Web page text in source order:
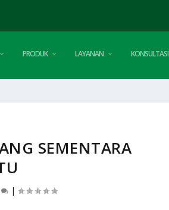
PRODUK LAYANAN KONSULTASI
SEMENTARA
|